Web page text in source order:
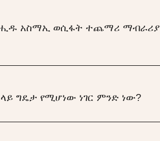
አስማኢ ወሲፋት ተጨማሪ ማብራሪያ
ግዴታ የሚሆነው ነገር ምንድ ነው?